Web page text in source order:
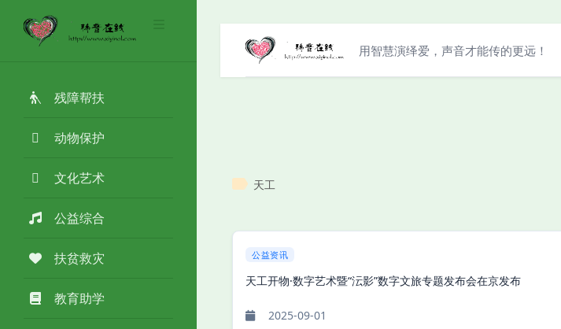
残障帮扶
动物保护
文化艺术
公益综合
扶贫救灾
教育助学
用智慧演绎爱，声音才能传的更远！
天工
公益资讯
天工开物·数字艺术暨“沄影”数字文旅专题发布会在京发布
2025-09-01